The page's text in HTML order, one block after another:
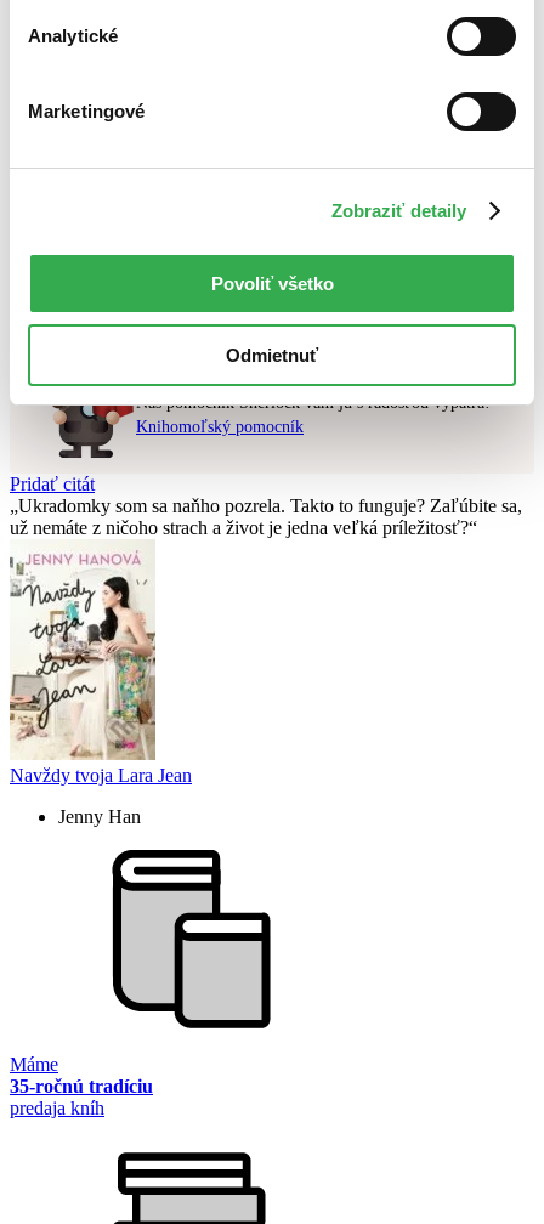
Analytické
Marketingové
Zobraziť detaily
Povoliť všetko
Odmietnuť
Bestsellery
Najdrahšie
Najlacnejšie
vyhovujúci zadaným podmienkam.
Skúste prosím zmeniť vyhľadávaný výraz.
Náš pomocník Sherlock vám ju s radosťou vypátra!
Knihomoľský pomocník
Pridať citát
Ukradomky som sa naňho pozrela. Takto to funguje? Zaľúbite sa,
už nemáte z ničoho strach a život je jedna veľká príležitosť?
Navždy tvoja Lara Jean
Jenny Han
Máme
35-ročnú tradíciu
predaja kníh